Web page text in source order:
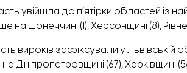
увійшла до п’ятірки областей із
на Донеччині (1), Херсонщині (8),
вироків зафіксували у
Дніпропетровщині (67), Харківщині